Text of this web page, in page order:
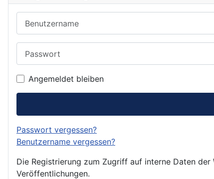
Angemeldet bleiben
Passwort vergessen?
Benutzername vergessen?
Die Registrierung zum Zugriff auf interne Daten
Veröffentlichungen.